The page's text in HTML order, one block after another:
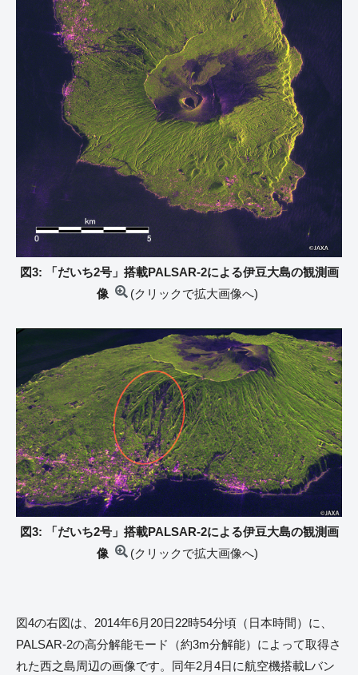
図3: 「だいち2号」搭載PALSAR-2による伊豆大島の観測画
像
(クリックで拡大画像へ)
図3: 「だいち2号」搭載PALSAR-2による伊豆大島の観測画
像
(クリックで拡大画像へ)
図4の右図は、2014年6月20日22時54分頃（日本時間）に、
PALSAR-2の高分解能モード（約3m分解能）によって取得さ
れた西之島周辺の画像です。同年2月4日に航空機搭載Lバン